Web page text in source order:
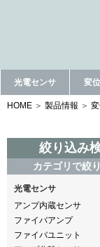
光電センサ 変
HOME 製品情報
絞り込み
カテゴリで絞
光電センサ
アンプ内蔵センサ
ファイバアンプ
ファイバユニット